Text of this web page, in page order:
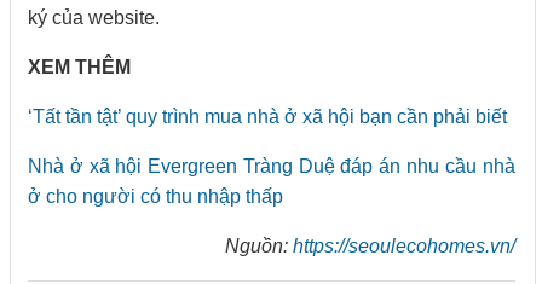
ký của website.
XEM THÊM
‘Tất tần tật’ quy trình mua nhà ở xã hội bạn cần phải biết
Nhà ở xã hội Evergreen Tràng Duệ đáp án nhu cầu nhà
ở cho người có thu nhập thấp
Nguồn: https://seoulecohomes.vn/